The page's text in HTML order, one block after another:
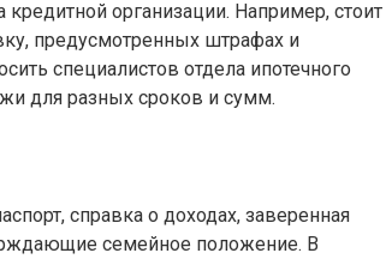
организации. Например, стоит
предусмотренных штрафах и
специалистов отдела ипотечного
для разных сроков и сумм.
справка о доходах, заверенная
семейное положение. В